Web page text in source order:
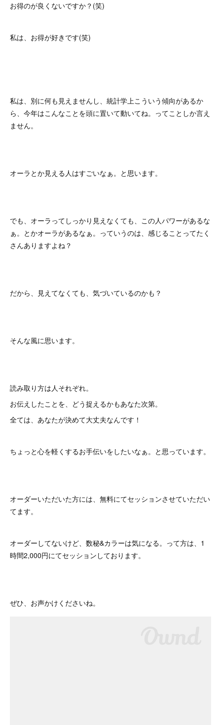
お得のが良くないですか？(笑)
私は、お得が好きです(笑)
私は、別に何も見えませんし、統計学上こういう傾向があるか
ら、今年はこんなことを頭に置いて動いてね。ってことしか言え
ません。
オーラとか見える人はすごいなぁ。と思います。
でも、オーラってしっかり見えなくても、この人パワーがあるな
ぁ。とかオーラがあるなぁ。っていうのは、感じることってたく
さんありますよね？
だから、見えてなくても、気づいているのかも？
そんな風に思います。
読み取り方は人それぞれ。
お伝えしたことを、どう捉えるかもあなた次第。
全ては、あなたが決めて大丈夫なんです！
ちょっと心を軽くするお手伝いをしたいなぁ。と思っています。
オーダーいただいた方には、無料にてセッションさせていただい
てます。
オーダーしてないけど、数秘&カラーは気になる。って方は、1
時間2,000円にてセッションしております。
ぜひ、お声かけくださいね。